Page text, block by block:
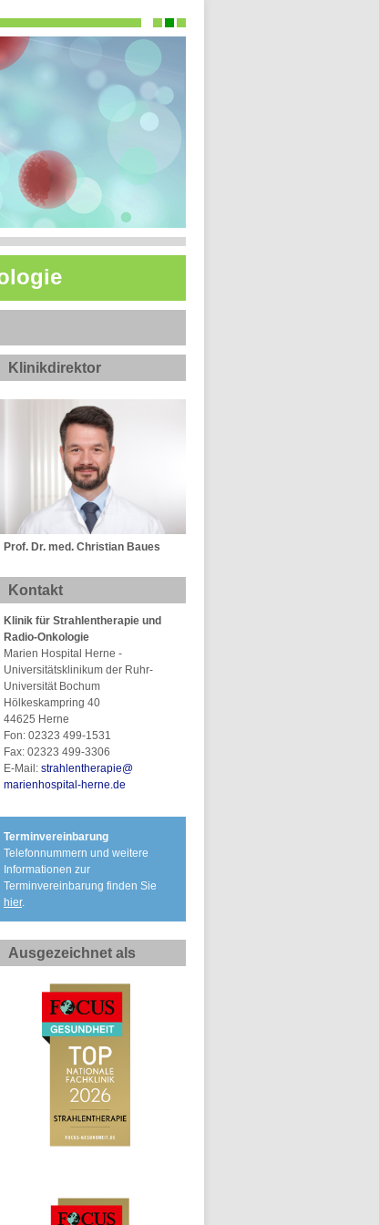
Klinikdirektor
Prof. Dr. med. Christian Baues
Kontakt
Klinik für Strahlentherapie und
Radio-Onkologie
Marien Hospital Herne -
Universitätsklinikum der Ruhr-
Universität Bochum
Hölkeskampring 40
44625 Herne
Fon: 02323 499-1531
Fax: 02323 499-3306
E-Mail: strahlentherapie@
marienhospital-herne.de
Terminvereinbarung
Telefonnummern und weitere
Informationen zur
Terminvereinbarung finden Sie
hier.
Ausgezeichnet als